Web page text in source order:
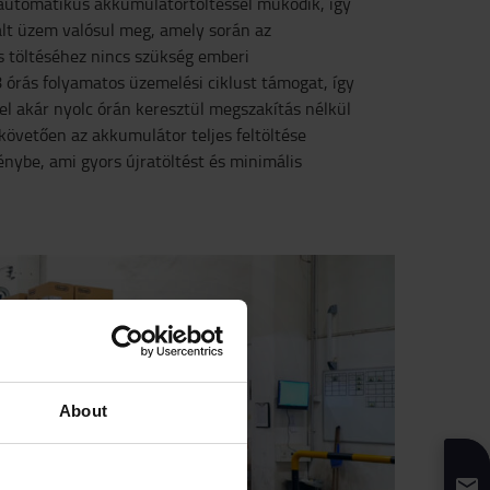
About
üzem valósul meg, amely során az
nincs szükség emberi
órás folyamatos üzemelési ciklust támogat, így
akár nyolc órán keresztül megszakítás nélkül
az akkumulátor teljes feltöltése
ami gyors újratöltést és minimális